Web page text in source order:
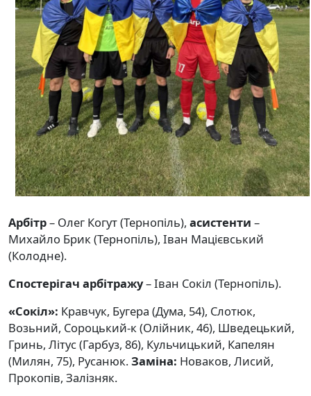
Арбітр– Олег Когут (Тернопіль), асистенти –
Михайло Брик (Тернопіль), Іван Мацієвський
(Колодне).
Спостерігач арбітражу– Іван Сокіл (Тернопіль).
«Сокіл»: Кравчук, Бугера (Дума, 54), Слотюк,
Возьний, Сороцький-к (Олійник, 46), Шведецький,
Гринь, Літус (Гарбуз, 86), Кульчицький, Капелян
(Милян, 75), Русанюк.Заміна: Новаков, Лисий,
Прокопів, Залізняк.